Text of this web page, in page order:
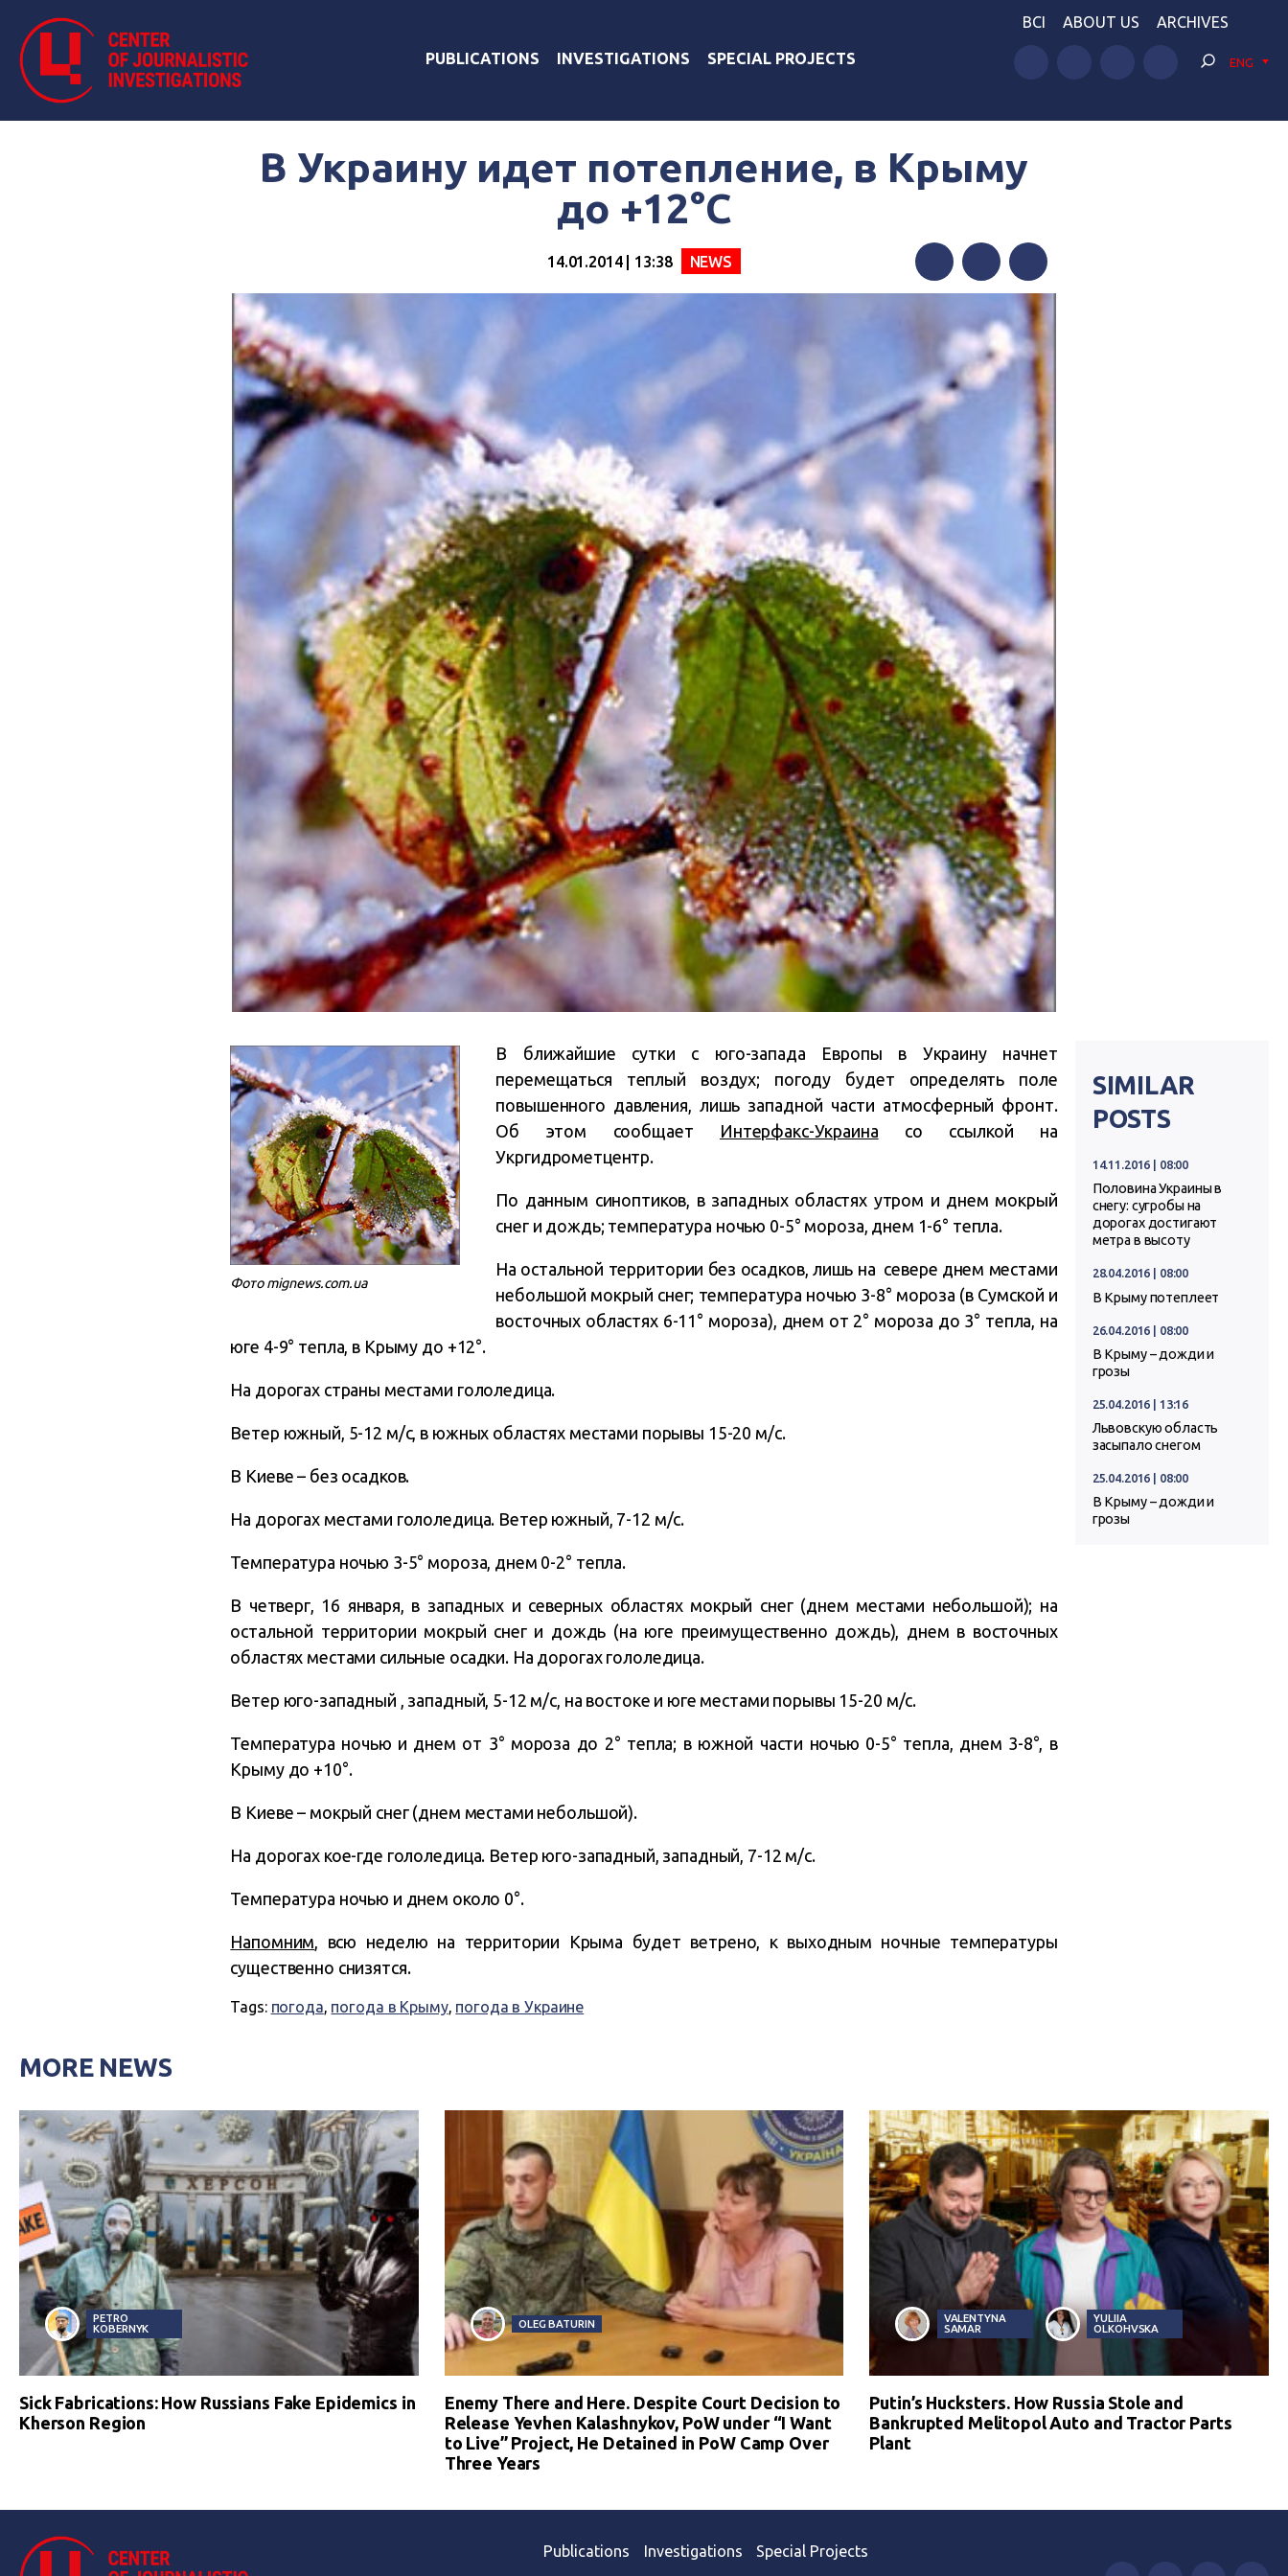
PUBLICATIONS INVESTIGATIONS SPECIAL PROJECTS
BCI ABOUT US ARCHIVES
ENG
В Украину идет потепление, в Крыму
до +12°С
14.01.2014 | 13:38 NEWS
Telegram
Фото mignews.com.ua
В ближайшие сутки с юго-запада Европы в Украину начнет
перемещаться теплый воздух; погоду будет определять поле
повышенного давления, лишь западной части атмосферный фронт.
Об этом сообщает
Интерфакс-Украина со ссылкой на
Укргидрометцентр.
По данным синоптиков, в западных областях утром и днем мокрый
снег и дождь; температура ночью 0-5° мороза, днем 1-6° тепла.
На остальной территории без осадков, лишь на севере днем местами
небольшой мокрый снег; температура ночью 3-8° мороза (в Сумской и
восточных областях 6-11° мороза), днем от 2° мороза до 3° тепла, на
юге 4-9° тепла, в Крыму до +12°.
На дорогах страны местами гололедица.
Ветер южный, 5-12 м/с, в южных областях местами порывы 15-20 м/с.
В Киеве – без осадков.
На дорогах местами гололедица. Ветер южный, 7-12 м/с.
Температура ночью 3-5° мороза, днем 0-2° тепла.
В четверг, 16 января, в западных и северных областях мокрый снег (днем местами небольшой); на
остальной территории мокрый снег и дождь (на юге преимущественно дождь), днем в восточных
областях местами сильные осадки. На дорогах гололедица.
Ветер юго-западный , западный, 5-12 м/с, на востоке и юге местами порывы 15-20 м/с.
Температура ночью и днем от 3° мороза до 2° тепла; в южной части ночью 0-5° тепла, днем 3-8°, в
Крыму до +10°.
В Киеве – мокрый снег (днем местами небольшой).
На дорогах кое-где гололедица. Ветер юго-западный, западный, 7-12 м/с.
Температура ночью и днем около 0°.
Напомним, всю неделю на территории Крыма будет ветрено, к выходным ночные температуры
существенно снизятся.
Tags: погода, погода в Крыму, погода в Украине
SIMILAR
POSTS
14.11.2016 | 08:00
Половина Украины в
снегу: сугробы на
дорогах достигают
метра в высоту
28.04.2016 | 08:00
В Крыму потеплеет
26.04.2016 | 08:00
В Крыму – дожди и
грозы
25.04.2016 | 13:16
Львовскую область
засыпало снегом
25.04.2016 | 08:00
В Крыму – дожди и
грозы
MORE NEWS
PETRO
KOBERNYK
Sick Fabrications: How Russians Fake Epidemics in
Kherson Region
OLEG BATURIN
Enemy There and Here. Despite Court Decision to
Release Yevhen Kalashnykov, PoW under “I Want
to Live” Project, He Detained in PoW Camp Over
Three Years
VALENTYNA
SAMAR
YULIIA
OLKOHVSKA
Putin’s Hucksters. How Russia Stole and
Bankrupted Melitopol Auto and Tractor Parts
Plant
Publications Investigations Special Projects